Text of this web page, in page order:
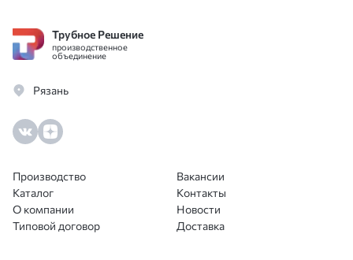
Трубное Решение
производственное
объединение
Рязань
Производство
Каталог
О компании
Типовой договор
Вакансии
Контакты
Новости
Доставка